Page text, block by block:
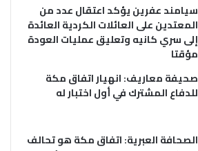
سيامند عفرين يؤكد اعتقال عدد من
المعتدين على العائلات الكردية العائدة
إلى سري كانيه وتعليق عمليات العودة
مؤقتا
صحيفة معاريف: انهيار اتفاق مكة
للدفاع المشترك في أول اختبار له
الصحافة العبرية: اتفاق مكة هو تحالف